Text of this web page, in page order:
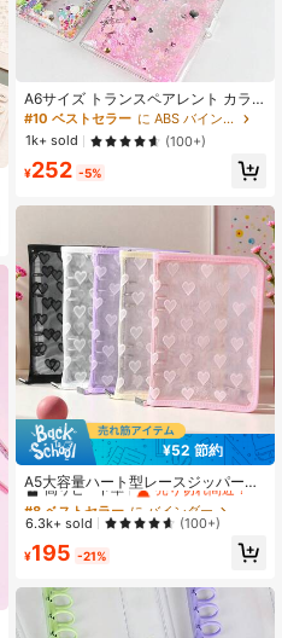
A6サイズ トランスペアレント カラ
フル スパイラル ステッカーフォルダ
ー/ステッカーアルバム/ストレージア
ルバム/ステッカーブック、和風ステ
ッカーストレージバッグ、仕切り
板、リリースペーパー/学用品、新学
好家、ステッカーコレクター、学
生、オフィスワーカー、文房具整
理、DIYクリエイター
#10 ベストセラー
に ABS バインダー
1k+ sold
(100+)
¥252 -5%
¥52 節約
A5大容量ハート型レースジッパーバ
インダー、ステッカー収納バッグ、
ポータブルノートセット、ドキュメ
ントフォルダー、スタンプアルバ
ム、ステッカーブック、ペンケー
ス、A5透明リフィルページ、PP透明
リフィルページ、フォトアルバム、
貯金計画ブック、ドキュメント収納
バッグ、オフィス用品、学用品
#8 ベストセラー に バインダー
高リピート率
売り切れ間近！
#8 ベストセラー
に バインダー
高リピート率
売り切れ間近！
#8 ベストセラー
に バインダー
高リピート率
売り切れ間近！
#8 ベストセラー
高リピート率
売り切れ間近！
6.3k+ sold (100+)
¥195 -21%